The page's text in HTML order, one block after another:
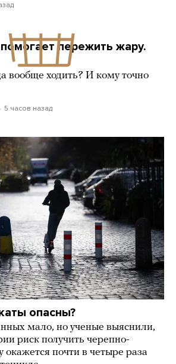
пережить жару.
вообще ходить? И кому точно
5 часов назад
опасны?
мало, но ученые выяснили,
риск получить черепно-
окажется почти в четыре раза